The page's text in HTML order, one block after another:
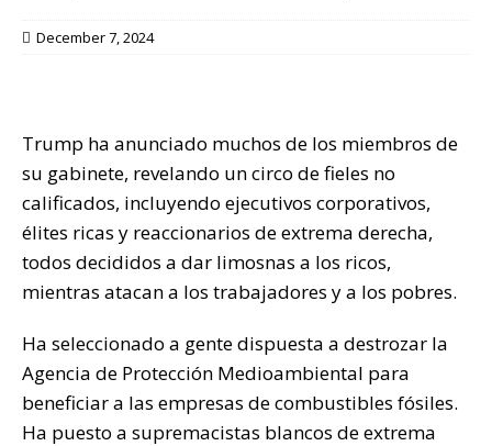
December 7, 2024
Trump ha anunciado muchos de los miembros de
su gabinete, revelando un circo de fieles no
calificados, incluyendo ejecutivos corporativos,
élites ricas y reaccionarios de extrema derecha,
todos decididos a dar limosnas a los ricos,
mientras atacan a los trabajadores y a los pobres.
Ha seleccionado a gente dispuesta a destrozar la
Agencia de Protección Medioambiental para
beneficiar a las empresas de combustibles fósiles.
Ha puesto a supremacistas blancos de extrema